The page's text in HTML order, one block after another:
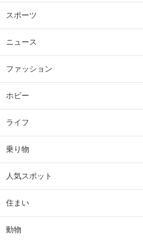
スポーツ
ニュース
ファッション
ホビー
ライフ
乗り物
人気スポット
住まい
動物